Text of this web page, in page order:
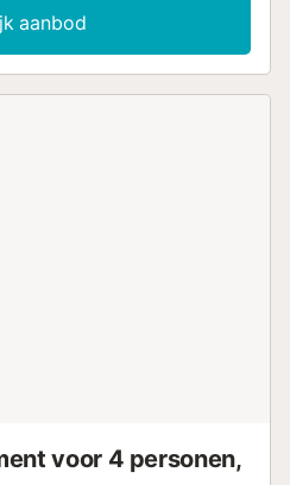
tv, een babybedje en
is het ruime, overdekte balkon
en genieten van het
aanbod
voor 4 personen,